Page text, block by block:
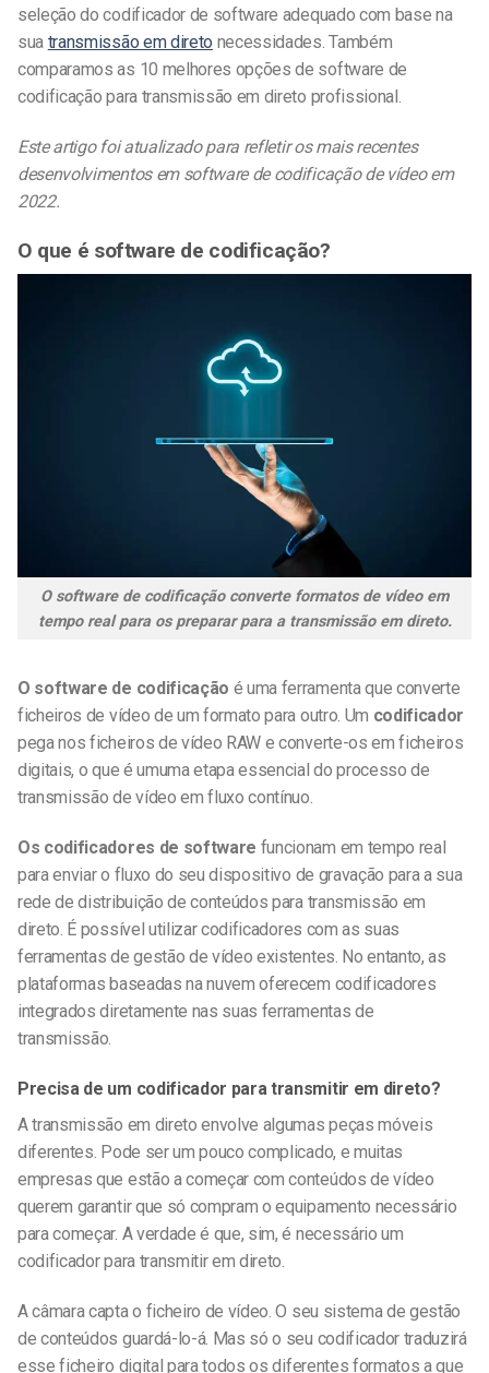
seleção do codificador de software adequado com base na
sua transmissão em direto necessidades. Também
comparamos as 10 melhores opções de software de
codificação para transmissão em direto profissional.
Este artigo foi atualizado para refletir os mais recentes
desenvolvimentos em software de codificação de vídeo em
2022.
O que é software de codificação?
O software de codificação converte formatos de vídeo em
tempo real para os preparar para a transmissão em direto.
O software de codificação é uma ferramenta que converte
ficheiros de vídeo de um formato para outro. Um codificador
pega nos ficheiros de vídeo RAW e converte-os em ficheiros
digitais, o que é umuma etapa essencial do processo de
transmissão de vídeo em fluxo contínuo.
Os codificadores de software funcionam em tempo real
para enviar o fluxo do seu dispositivo de gravação para a sua
rede de distribuição de conteúdos para transmissão em
direto. É possível utilizar codificadores comas suas
ferramentas de gestão de vídeo existentes. No entanto, as
plataformas baseadas na nuvem oferecem codificadores
integrados diretamente nas suas ferramentas de
transmissão.
Precisa de um codificador para transmitir em direto?
A transmissão em direto envolve algumas peças móveis
diferentes. Pode ser um pouco complicado, e muitas
empresas que estão a começar com conteúdos de vídeo
querem garantir que só compram o equipamento necessário
para começar. A verdade é que, sim, é necessário um
codificador para transmitir em direto.
A câmara capta o ficheiro de vídeo. O seu sistema de gestão
de conteúdos guardá-lo-á. Mas só o seu codificador traduzirá
esse ficheiro digital para todos os diferentes formatos a que